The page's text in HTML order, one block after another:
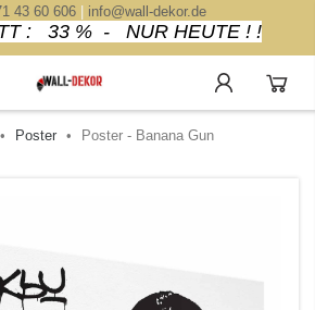
43 60 606| info@wall-dekor.de
: 33 % - NUR HEUTE ! !
Poster Poster - Banana Gun